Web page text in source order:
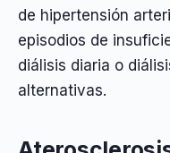
de hipertensión
episodios de
diálisis diaria o
alternativas.